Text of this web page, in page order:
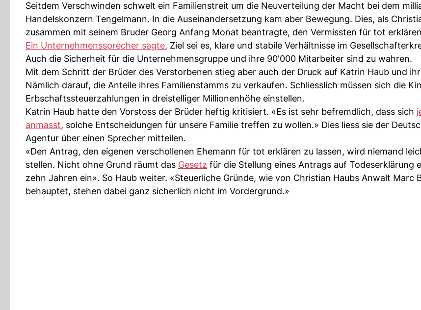
Seitdem Verschwinden schwelt ein Familienstreit um die Neuverteilung der Macht bei dem
Handelskonzern Tengelmann. In die Auseinandersetzung kam aber Bewegung. Dies, als
zusammen mit seinem Bruder Georg Anfang Monat beantragte, den Vermissten für tot
Ein Unternehmenssprecher sagte, Ziel sei es, klare und stabile Verhältnisse im
Auch die Sicherheit für die Unternehmensgruppe und ihre 90'000 Mitarbeiter sind zu wahren.
Mit dem Schritt der Brüder des Verstorbenen stieg aber auch der Druck auf Katrin Haub und
Nämlich darauf, die Anteile ihres Familienstamms zu verkaufen. Schliesslich müssen sich die
Erbschaftssteuerzahlungen in dreistelliger Millionenhöhe einstellen.
Katrin Haub hatte den Vorstoss der Brüder heftig kritisiert. «Es ist sehr befremdlich, dass sich
anmasst, solche Entscheidungen für unsere Familie treffen zu wollen.» Dies liess sie der
Agentur über einen Sprecher mitteilen.
«Den Antrag, den eigenen verschollenen Ehemann für tot erklären zu lassen, wird niemand
stellen. Nicht ohne Grund räumt das Gesetz für die Stellung eines Antrags auf Todeserklärung
zehn Jahren ein». So Haub weiter. «Steuerliche Gründe, wie von Christian Haubs Anwalt Marc
behauptet, stehen dabei ganz sicherlich nicht im Vordergrund.»